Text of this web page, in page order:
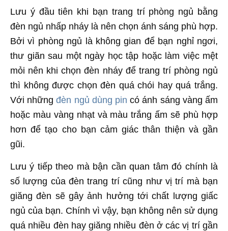
Lưu ý đầu tiên khi bạn trang trí phòng ngủ bằng
đèn ngủ nhấp nháy là nên chọn ánh sáng phù hợp.
Bởi vì phòng ngủ là không gian để bạn nghỉ ngơi,
thư giãn sau một ngày học tập hoặc làm việc mệt
mỏi nên khi chọn đèn nháy để trang trí phòng ngủ
thì không được chọn đèn quá chói hay quá trắng.
Với nhữngđèn ngủ dùng pin có ánh sáng vàng ấm
hoặc màu vàng nhạt và màu trắng ấm sẽ phù hợp
hơn để tạo cho bạn cảm giác thân thiện và gần
gũi.
Lưu ý tiếp theo mà bận cần quan tâm đó chính là
số lượng của đèn trang trí cũng như vị trí mà bạn
giăng đèn sẽ gây ảnh hưởng tới chất lượng giấc
ngủ của bạn. Chính vì vậy, bạn không nên sử dụng
quá nhiều đèn hay giăng nhiều đèn ở các vị trí gần